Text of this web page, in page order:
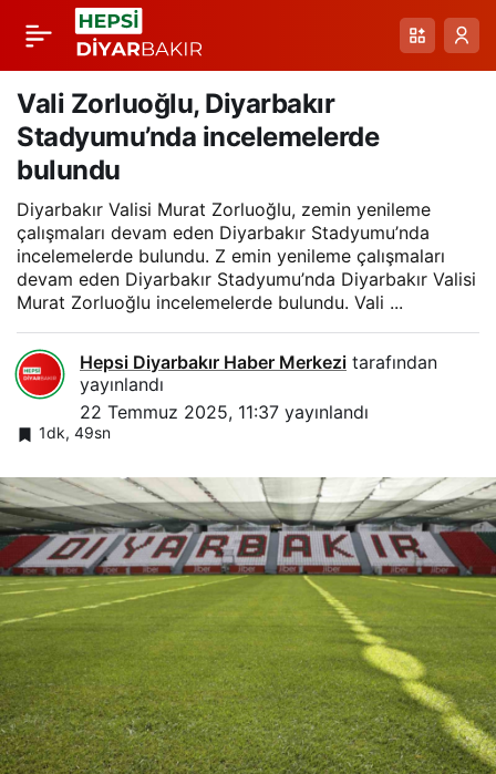
Vali Zorluoğlu, Diyarbakır
Stadyumu’nda incelemelerde
bulundu
Diyarbakır Valisi Murat Zorluoğlu, zemin yenileme
çalışmaları devam eden Diyarbakır Stadyumu’nda
incelemelerde bulundu. Z emin yenileme çalışmaları
devam eden Diyarbakır Stadyumu’nda Diyarbakır Valisi
Murat Zorluoğlu incelemelerde bulundu. Vali ...
Hepsi Diyarbakır Haber Merkezi tarafından
yayınlandı
22 Temmuz 2025, 11:37 yayınlandı
1dk, 49sn
Diyarbakır’da
Uluslararası Pediatrik
Kardiyoloji Çalıştayı
Paylaş